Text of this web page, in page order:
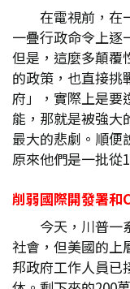
在電視前，在
一疊行政命令上逐
但是，這麼多顛覆
的政策，也直接挑
府」，實際上是要
能，那就是被強大
最大的悲劇。順便
原來他們是一批從
削弱國際開發署
今天，川普一
社會，但美國的上
邦政府工作人員已